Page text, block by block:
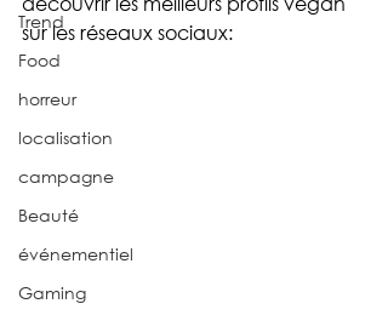
Trend
Food
horreur
localisation
campagne
Beauté
événementiel
Gaming
sur les réseaux sociaux: